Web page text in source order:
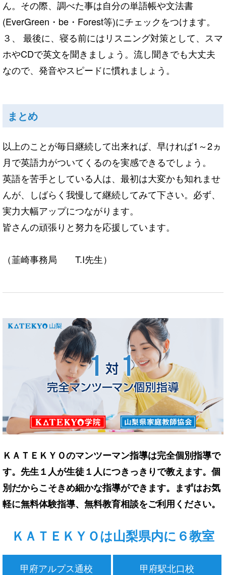
ん。その際、調べた事は自分の単語帳や文法書
(EverGreen・be・Forest等)にチェックをつけます。
３、 最後に、寝る前にはリスニング対策として、スマ
ホやCDで英文を聞きましょう。流し聞きでも大丈夫
なので、発音やスピードに慣れましょう。
まとめ
以上のことが毎日継続して出来れば、早ければ1～2ヵ
月で英語力がついてくるのを実感できるでしょう。
英語を苦手としている人は、最初は大変かも知れませ
んが、しばらく我慢して継続してみて下さい。必ず、
実力大幅アップにつながります。
皆さんの頑張りと努力を応援しています。
（韮崎事務局 T.I先生）
ＫＡＴＥＫＹＯのマンツーマン指導は完全個別指導で
す。先生１人が生徒１人につきっきりで教えます。個
別だからこそきめ細かな指導ができます。まずはお気
軽に無料体験指導、無料教育相談をご利用ください。
ＫＡＴＥＫＹＯは山梨県内に６教室
甲府アルプス通校 甲府駅北口校